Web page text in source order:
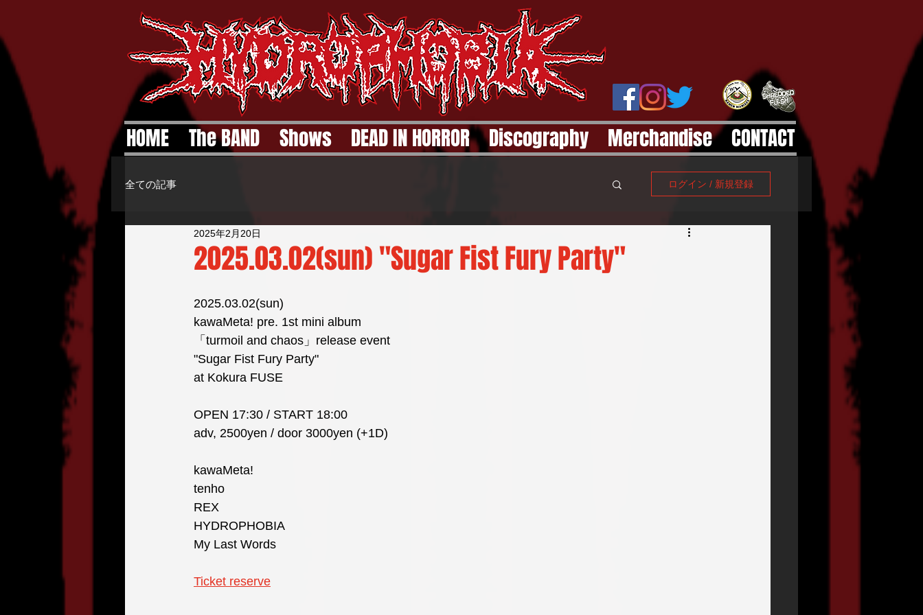
HOME The BAND Shows DEAD IN HORROR Discography Merchandise CONTACT
全ての記事 ログイン / 新規登録
2025.03.02(sun) "Sugar Fist Fury Party"
2025年2月20日
2025.03.02(sun)
kawaMeta! pre. 1st mini album
「turmoil and chaos」release event
"Sugar Fist Fury Party"
at Kokura FUSE
OPEN 17:30 / START 18:00
adv, 2500yen / door 3000yen (+1D)
kawaMeta!
tenho
REX
HYDROPHOBIA
My Last Words
Ticket reserve